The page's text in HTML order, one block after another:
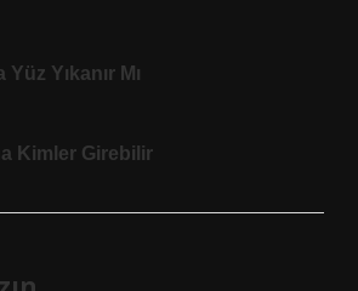
Yıkanır Mı
Kimler Girebilir